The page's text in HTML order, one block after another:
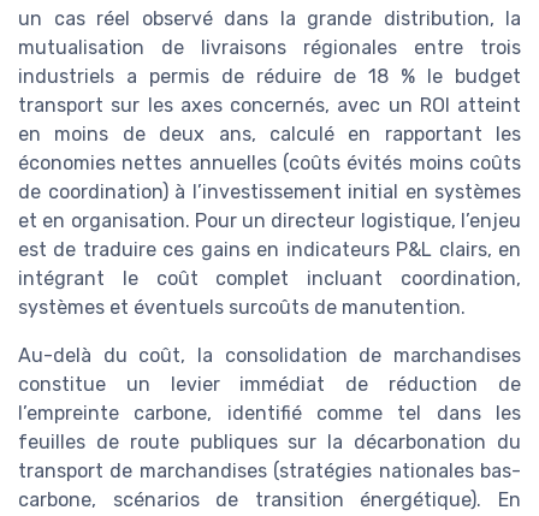
un cas réel observé dans la grande distribution, la
mutualisation de livraisons régionales entre trois
industriels a permis de réduire de 18 % le budget
transport sur les axes concernés, avec un ROI atteint
en moins de deux ans, calculé en rapportant les
économies nettes annuelles (coûts évités moins coûts
de coordination) à l’investissement initial en systèmes
et en organisation. Pour un directeur logistique, l’enjeu
est de traduire ces gains en indicateurs P&L clairs, en
intégrant le coût complet incluant coordination,
systèmes et éventuels surcoûts de manutention.
Au-delà du coût, la consolidation de marchandises
constitue un levier immédiat de réduction de
l’empreinte carbone, identifié comme tel dans les
feuilles de route publiques sur la décarbonation du
transport de marchandises (stratégies nationales bas-
carbone, scénarios de transition énergétique). En